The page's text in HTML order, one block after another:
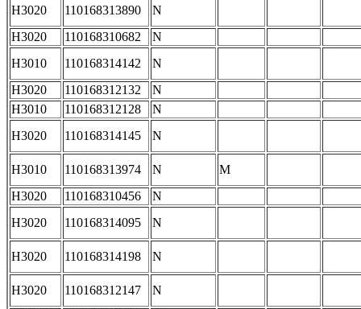
H3020 110168313890
N
H3020
110168310682
N
H3010
110168314142
N
H3020
110168312132
N
H3010
110168312128
N
H3020
110168314145 N
H3010 110168313974 N
M
H3020
110168310456
N
H3020
110168314095 N
H3020 110168314198 N
H3020 110168312147
N